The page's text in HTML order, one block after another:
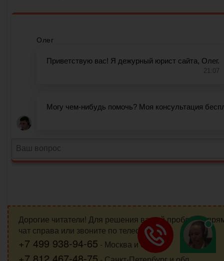
Дорогие читатели! Для решения вашей проблемы
чат справа или звоните по телефонам:
+7 499 938-94-65 - Москва и обл.